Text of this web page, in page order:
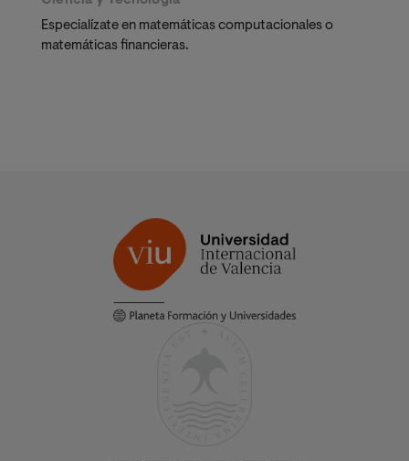
Especialízate en matemáticas computacionales o
matemáticas financieras.